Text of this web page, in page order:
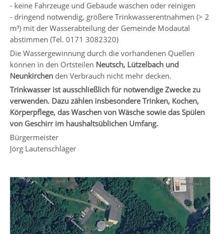
- keine Fahrzeuge und Gebäude waschen oder reinigen
- dringend notwendig, größere Trinkwasserentnahmen (> 2
m³) mit der Wasserabteilung der Gemeinde Modautal
abstimmen (Tel. 0171 3082320)
Die Wassergewinnung durch die vorhandenen Quellen
können in den Ortsteilen Neutsch, Lützelbach und
Neunkirchen den Verbrauch nicht mehr decken.
Trinkwasser ist ausschließlich für notwendige Zwecke zu
verwenden. Dazu zählen insbesondere Trinken, Kochen,
Körperpflege, das Waschen von Wäsche sowie das Spülen
von Geschirr im haushaltsüblichen Umfang.
Bürgermeister
Jörg Lautenschläger